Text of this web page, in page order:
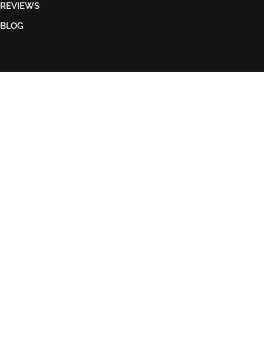
REVIEWS
BLOG